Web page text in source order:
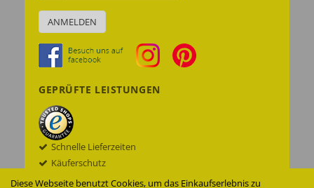
Diese Webseite benutzt Cookies, um das Einkaufserlebnis zu
ANMELDEN
GEPRÜFTE LEISTUNGEN
Schnelle Lieferzeiten
Käuferschutz
Datenschutz